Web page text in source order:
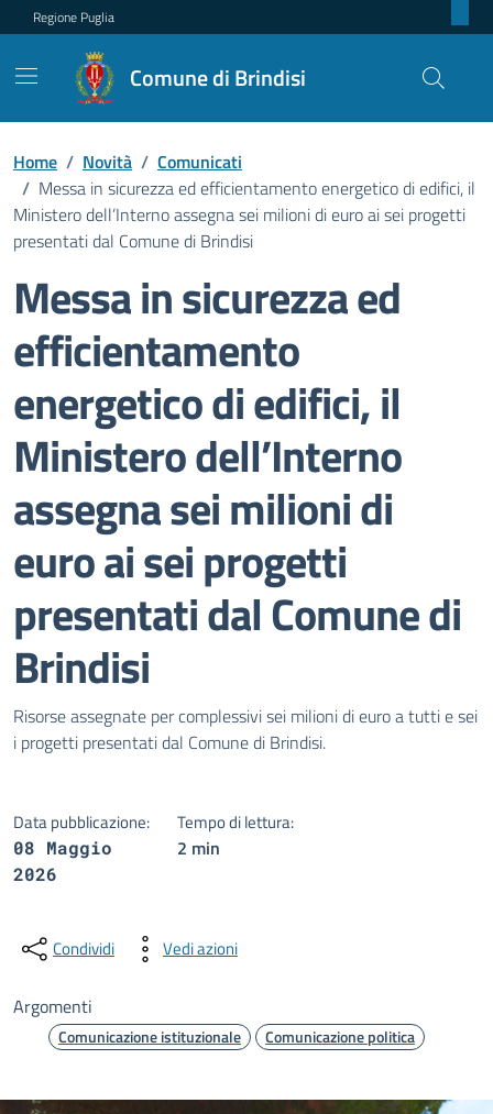
Regione Puglia
Comune di Brindisi
Home / Novità / Comunicati
/ Messa in sicurezza ed efficientamento energetico di edifici, il
Ministero dell’Interno assegna sei milioni di euro ai sei progetti
presentati dal Comune di Brindisi
Messa in sicurezza ed
efficientamento
energetico di edifici, il
Ministero dell’Interno
assegna sei milioni di
euro ai sei progetti
presentati dal Comune di
Brindisi
Dettagli della notizia
Risorse assegnate per complessivi sei milioni di euro a tutti e sei
i progetti presentati dal Comune di Brindisi.
Data pubblicazione:
08 Maggio
2026
Tempo di lettura:
2 min
Condividi Vedi azioni
Argomenti
Comunicazione istituzionale Comunicazione politica